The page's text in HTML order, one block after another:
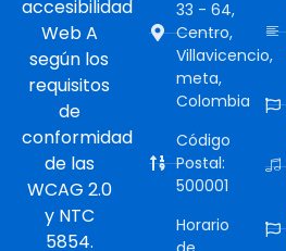
accesibilidad
Web A
según los
requisitos
de
conformidad
de las
WCAG 2.0
y NTC
5854.
33 - 64,
Centro,
Villavicencio,
meta,
Colombia
Código
Postal:
500001
Horario